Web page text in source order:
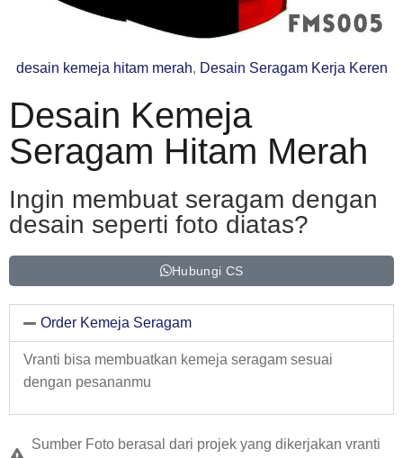
desain kemeja hitam merah, Desain Seragam Kerja Keren
Desain Kemeja
Seragam Hitam Merah
Ingin membuat seragam dengan
desain seperti foto diatas?
Hubungi CS
Order Kemeja Seragam
Vranti bisa membuatkan kemeja seragam sesuai
dengan pesananmu
Sumber Foto berasal dari projek yang dikerjakan vranti